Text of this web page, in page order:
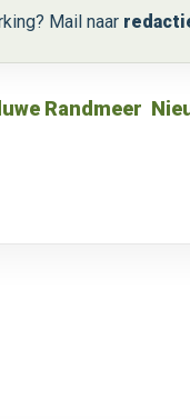
Mail naar
Randmeer